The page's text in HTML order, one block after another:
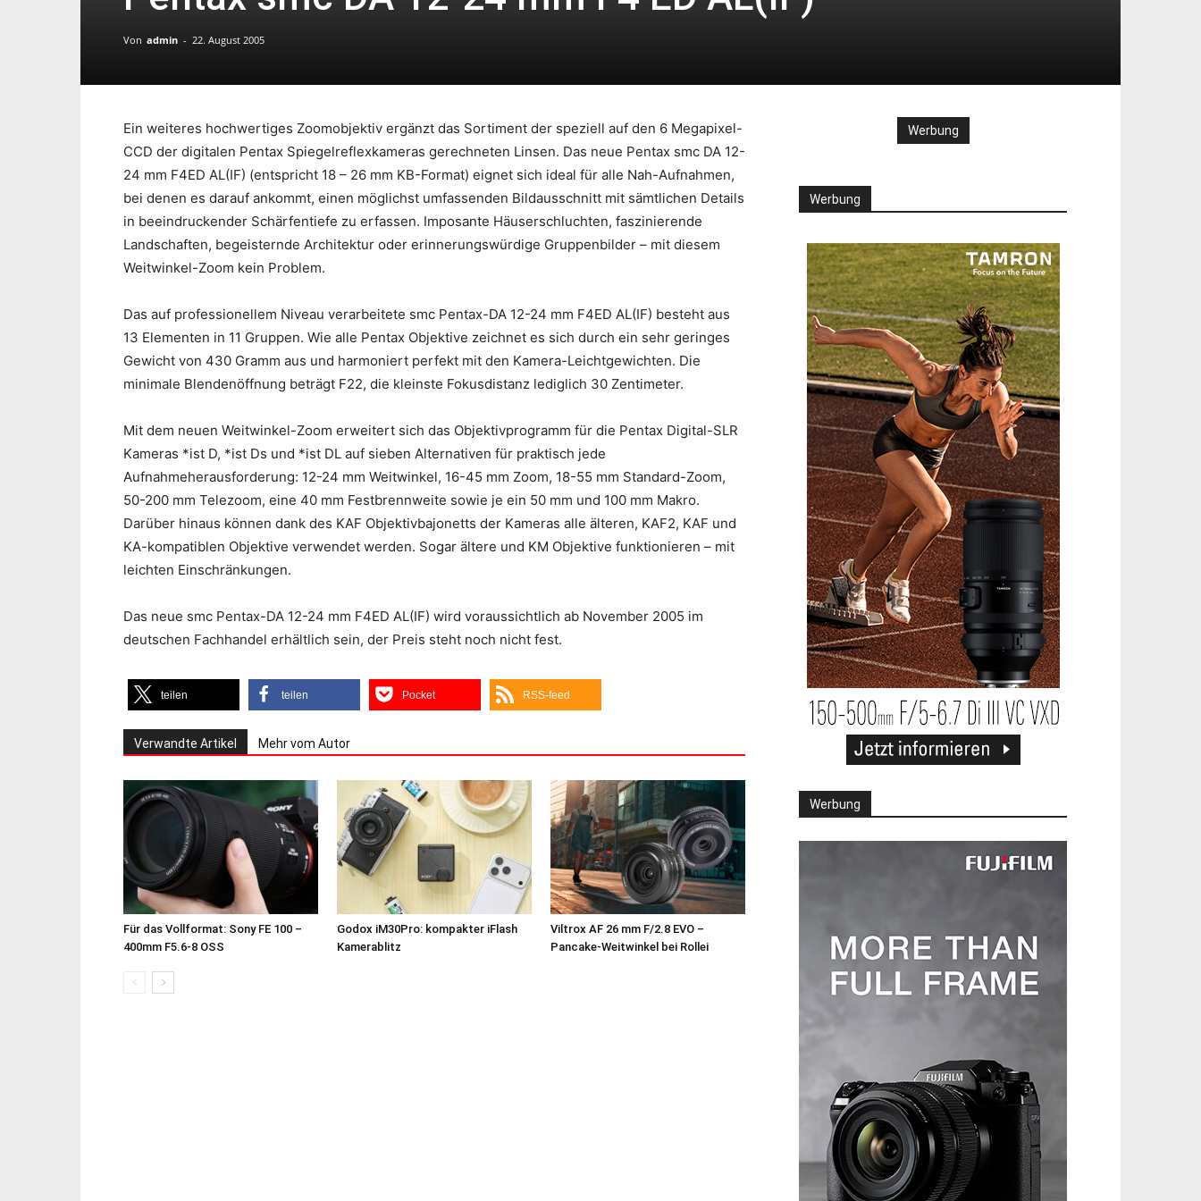
Von admin - 22. August 2005
Ein weiteres hochwertiges Zoomobjektiv ergänzt das Sortiment der speziell auf den 6 Megapixel-
CCD der digitalen Pentax Spiegelreflexkameras gerechneten Linsen. Das neue Pentax smc DA 12-
24 mm F4ED AL(IF) (entspricht 18 – 26 mm KB-Format) eignet sich ideal für alle Nah-Aufnahmen,
bei denen es darauf ankommt, einen möglichst umfassenden Bildausschnitt mit sämtlichen Details
in beeindruckender Schärfentiefe zu erfassen. Imposante Häuserschluchten, faszinierende
Landschaften, begeisternde Architektur oder erinnerungswürdige Gruppenbilder – mit diesem
Weitwinkel-Zoom kein Problem.
Das auf professionellem Niveau verarbeitete smc Pentax-DA 12-24 mm F4ED AL(IF) besteht aus
13 Elementen in 11 Gruppen. Wie alle Pentax Objektive zeichnet es sich durch ein sehr geringes
Gewicht von 430 Gramm aus und harmoniert perfekt mit den Kamera-Leichtgewichten. Die
minimale Blendenöffnung beträgt F22, die kleinste Fokusdistanz lediglich 30 Zentimeter.
Mit dem neuen Weitwinkel-Zoom erweitert sich das Objektivprogramm für die Pentax Digital-SLR
Kameras *ist D, *ist Ds und *ist DL auf sieben Alternativen für praktisch jede
Aufnahmeherausforderung: 12-24 mm Weitwinkel, 16-45 mm Zoom, 18-55 mm Standard-Zoom,
50-200 mm Telezoom, eine 40 mm Festbrennweite sowie je ein 50 mm und 100 mm Makro.
Darüber hinaus können dank des KAF Objektivbajonetts der Kameras alle älteren, KAF2, KAF und
KA-kompatiblen Objektive verwendet werden. Sogar ältere und KM Objektive funktionieren – mit
leichten Einschränkungen.
Das neue smc Pentax-DA 12-24 mm F4ED AL(IF) wird voraussichtlich ab November 2005 im
deutschen Fachhandel erhältlich sein, der Preis steht noch nicht fest.
teilen teilen Pocket RSS-feed
Verwandte Artikel Mehr vom Autor
Für das Vollformat: Sony FE 100 –
400mm F5.6-8 OSS
Godox iM30Pro: kompakter iFlash
Kamerablitz
Viltrox AF 26 mm F/2.8 EVO –
Pancake-Weitwinkel bei Rollei
Werbung
Werbung
Werbung